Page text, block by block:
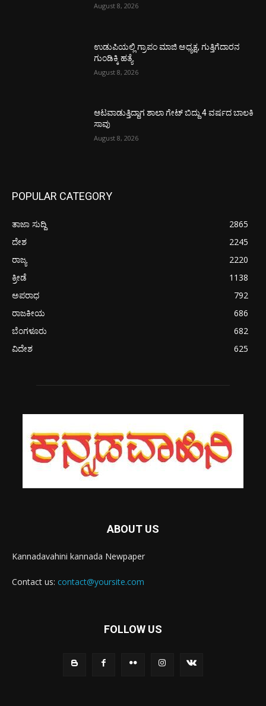
August 8, 2026
ಉಡುಪಿಯಲ್ಲಿ ಗ್ರಾಪಂ ಮಾಜಿ ಅಧ್ಯಕ್ಷ, ಗುತ್ತಿಗೆದಾರನ
ಗುಂಡಿಕ್ಕಿ ಹತ್ಯೆ
August 8, 2026
ಆಟವಾಡುತ್ತಿದ್ದಾಗ ಶಾಲಾ ಗೇಟ್‌ ಬಿದ್ದು 4 ವರ್ಷದ ಬಾಲಕಿ
ಸಾವು
August 8, 2026
POPULAR CATEGORY
ತಾಜಾ ಸುದ್ದಿ
2865
ದೇಶ
2245
ರಾಜ್ಯ
2220
ಕ್ರೀಡೆ
1138
ಅಪರಾಧ
792
ರಾಜಕೀಯ
686
ಬೆಂಗಳೂರು
682
ವಿದೇಶ
625
ABOUT US
Kannadavahini kannada Newpaper
Contact us: contact@yoursite.com
FOLLOW US